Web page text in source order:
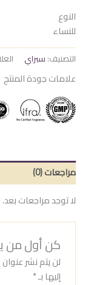
النوع
للنساء
التصنيف: سبراي
علامات جودة المنتج
مراجعات (0)
لا توجد مراجعات بعد.
كن أول من
لن يتم نشر عنوان
إليها بـ*